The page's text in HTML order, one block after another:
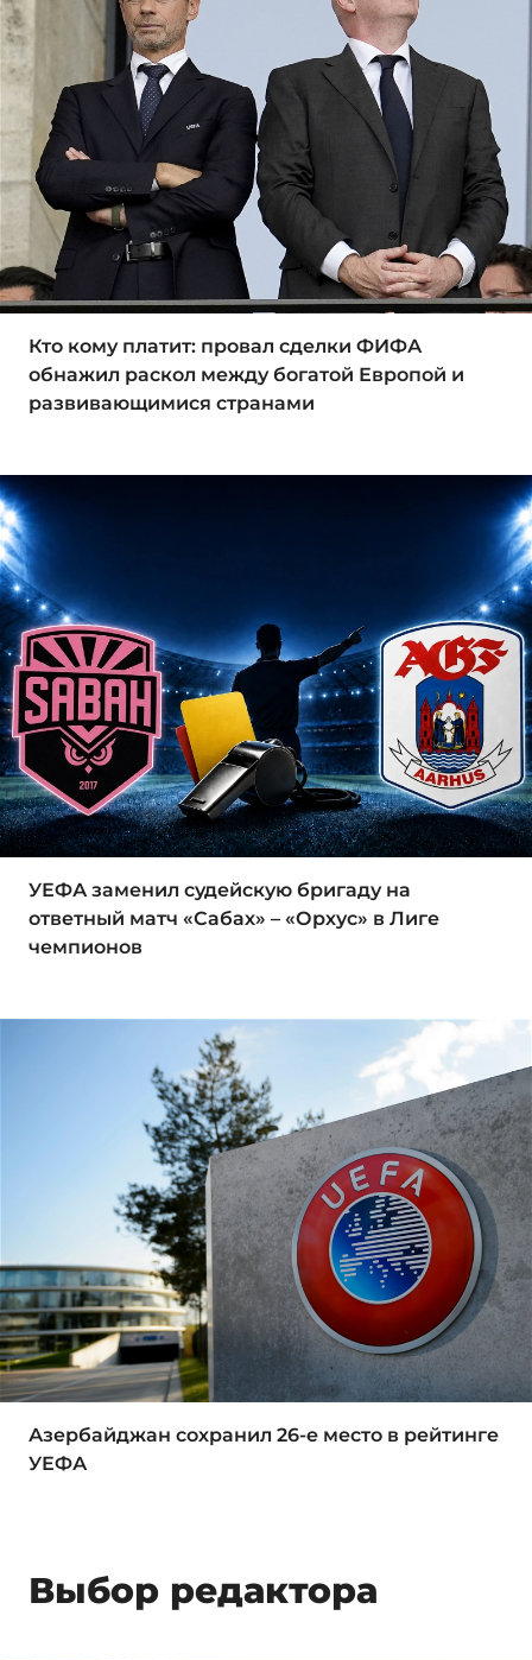
Кто кому платит: провал сделки ФИФА
обнажил раскол между богатой Европой и
развивающимися странами
УЕФА заменил судейскую бригаду на
ответный матч «Сабах» – «Орхус» в Лиге
чемпионов
Азербайджан сохранил 26-е место в рейтинге
УЕФА
Выбор редактора